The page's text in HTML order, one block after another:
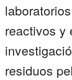
reactivos y
residuos